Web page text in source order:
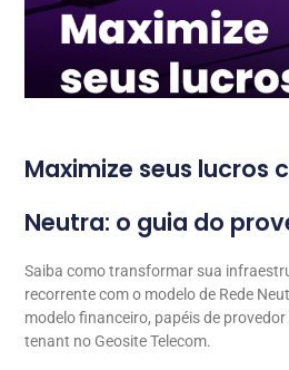
Maximize seus lucros
Neutra: o guia do
Saiba como transformar sua
recorrente com o modelo de Rede
modelo financeiro, papéis de
tenant no Geosite Telecom.